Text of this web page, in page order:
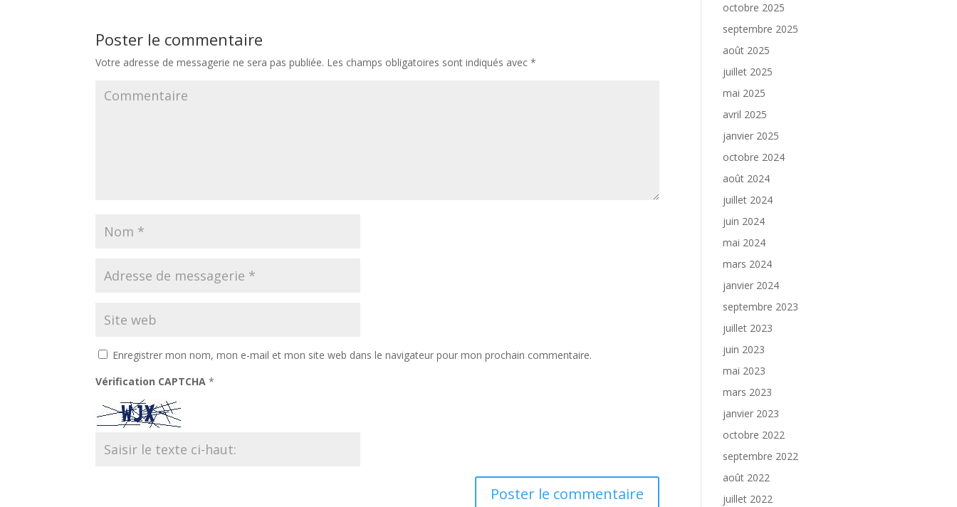
Poster le commentaire
Votre adresse de messagerie ne sera pas publiée. Les champs obligatoires sont indiqués avec*
Enregistrer mon nom, mon e-mail et mon site web dans le navigateur pour mon prochain commentaire.
Vérification CAPTCHA*
octobre 2025
septembre 2025
août 2025
juillet 2025
mai 2025
avril 2025
janvier 2025
octobre 2024
août 2024
juillet 2024
juin 2024
mai 2024
mars 2024
janvier 2024
septembre 2023
juillet 2023
juin 2023
mai 2023
mars 2023
janvier 2023
octobre 2022
septembre 2022
août 2022
juillet 2022